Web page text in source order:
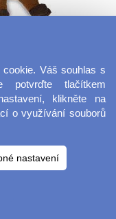
sob
žába
Váš souhlas s
potvrďte tlačítkem
klikněte na
o využívání souborů
nastavení